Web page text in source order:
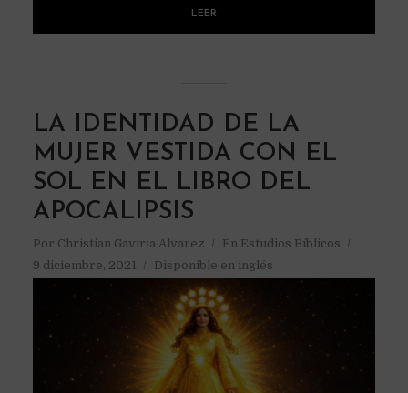
LEER
LA IDENTIDAD DE LA
MUJER VESTIDA CON EL
SOL EN EL LIBRO DEL
APOCALIPSIS
Por Christian Gaviria Alvarez En Estudios Bíblicos
9 diciembre, 2021
Disponible en inglés